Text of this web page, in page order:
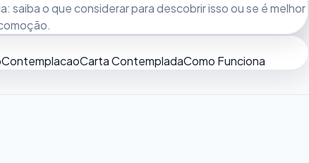
saiba o que considerar para descobrir isso ou se é melhor
ContemplacaoCarta ContempladaComo Funciona